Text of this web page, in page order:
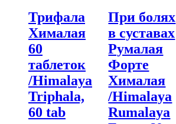
Трифала
Хималая
60
таблеток
/Himalaya
Triphala,
60 tab
При болях
в суставах
Румалая
Форте
Хималая
/Himalaya
Rumalaya